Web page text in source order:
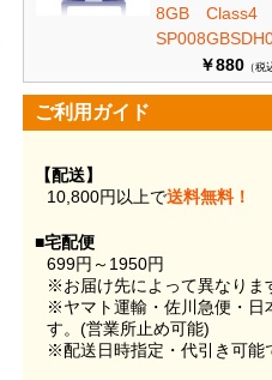
8GB
￥880 （税
ご利用ガイド
【配送】
10,800円以上で送料無料！
■宅配便
699円～1950円
※お届け先によって異なりま
※ヤマト運輸・佐川急便・日
す。(営業所止め可能)
※配送日時指定・代引き可能